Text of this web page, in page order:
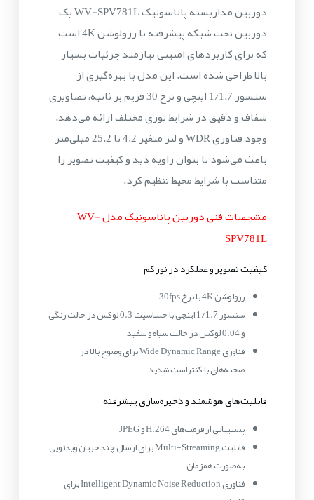
دوربین مداربسته پاناسونیک WV-SPV781L یک
دوربین تحت شبکه پیشرفته با رزولوشن 4K است
که برای کاربردهای امنیتی نیازمند جزئیات بسیار
بالا طراحی شده است. این مدل با بهره‌گیری از
سنسور 1/1.7 اینچی و نرخ 30 فریم بر ثانیه، تصاویری
شفاف و دقیق در شرایط نوری مختلف ارائه می‌دهد.
وجود فناوری WDR و لنز متغیر 4.2 تا 25.2 میلی‌متر
باعث می‌شود تا بتوان زاویه دید و کیفیت تصویر را
متناسب با شرایط محیط تنظیم کرد.
مشخصات فنی دوربین پاناسونیک مدل WV-
SPV781L
کیفیت تصویر و عملکرد در نور کم
رزولوشن 4K با نرخ 30fps
سنسور 1/1.7 اینچی با حساسیت 0.3 لوکس در حالت رنگی
و 0.04 لوکس در حالت سیاه و سفید
فناوری Wide Dynamic Range برای وضوح بالا در
صحنه‌های با کنتراست شدید
قابلیت‌های هوشمند و ذخیره‌سازی پیشرفته
پشتیبانی از فرمت‌های H.264 و JPEG
قابلیت Multi-Streaming برای ارسال چند جریان ویدئویی
به‌صورت همزمان
فناوری Intelligent Dynamic Noise Reduction برای